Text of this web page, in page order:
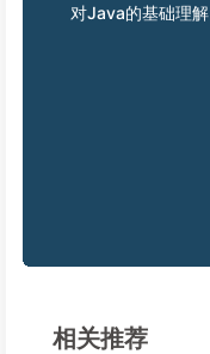
对Java的基础理解
相关推荐